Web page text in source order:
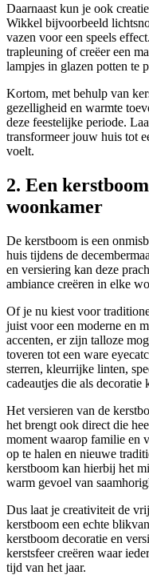
Daarnaast kun je ook
Wikkel bijvoorbeeld
vazen voor een speels
trapleuning of creëer een
lampjes in glazen potten te
Kortom, met behulp van
gezelligheid en warmte
deze feestelijke periode.
transformeer jouw huis tot
voelt.
2. Een
woonkamer
De kerstboom is een
huis tijdens de
en versiering kan deze
ambiance creëren in elke
Of je nu kiest voor
juist voor een moderne en
accenten, er zijn talloze
toveren tot een ware
sterren, kleurrijke linten,
cadeautjes die als decoratie
Het versieren van de
het brengt ook direct die
moment waarop familie en
op te halen en nieuwe
kerstboom kan hierbij het
warm gevoel van
Dus laat je creativiteit de
kerstboom een echte
kerstboom decoratie en
kerstsfeer creëren waar
tijd van het jaar.